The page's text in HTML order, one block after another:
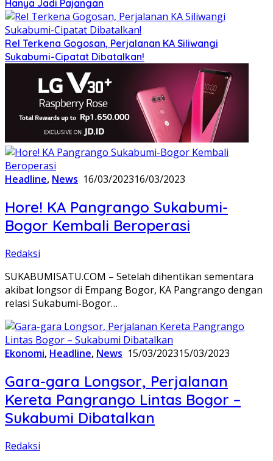
Hanya Jadi Pajangan
Rel Terkena Gogosan, Perjalanan KA Siliwangi
Sukabumi-Cipatat Dibatalkan!
Headline, News 16/03/202316/03/2023
Hore! KA Pangrango Sukabumi-
Bogor Kembali Beroperasi
Redaksi
SUKABUMISATU.COM – Setelah dihentikan sementara
akibat longsor di Empang Bogor, KA Pangrango dengan
relasi Sukabumi-Bogor…
Ekonomi, Headline, News 15/03/202315/03/2023
Gara-gara Longsor, Perjalanan
Kereta Pangrango Lintas Bogor –
Sukabumi Dibatalkan
Redaksi